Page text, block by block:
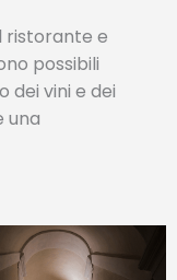
ristorante e
possibili
dei vini e dei
una